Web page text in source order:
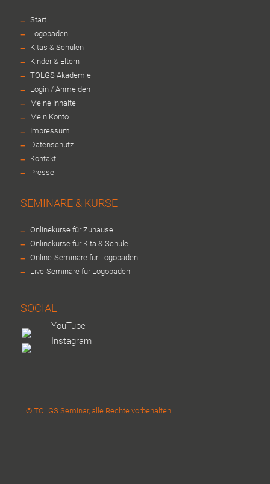
- Start
- Logopäden
- Kitas & Schulen
- Kinder & Eltern
- TOLGS Akademie
- Login / Anmelden
- Meine Inhalte
- Mein Konto
- Impressum
- Datenschutz
- Kontakt
- Presse
SEMINARE & KURSE
- Onlinekurse für Zuhause
- Onlinekurse für Kita & Schule
- Online-Seminare für Logopäden
- Live-Seminare für Logopäden
SOCIAL
YouTube
Instagram
© TOLGS Seminar, alle Rechte vorbehalten.